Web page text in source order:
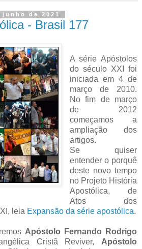
de 2021
- Brasil 177
A série Apóstolos
do século XXI foi
iniciada em 4 de
março de 2010.
No fim de março
de 2012
começamos a
ampliação dos
artigos.
Se quiser
entender o porquê
deste novo tempo
no Projeto História
Apostólica, de
Atos dos
leia Expansão da série apostólica.
Apóstolo Fernando Rodrigo
Cristã Reviver, Apóstolo